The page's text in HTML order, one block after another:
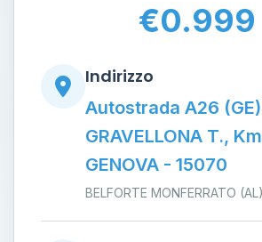
€0.999
Indirizzo
Autostrada A26
GRAVELLONA T.,
GENOVA - 15070
BELFORTE MONFERRATO (AL)